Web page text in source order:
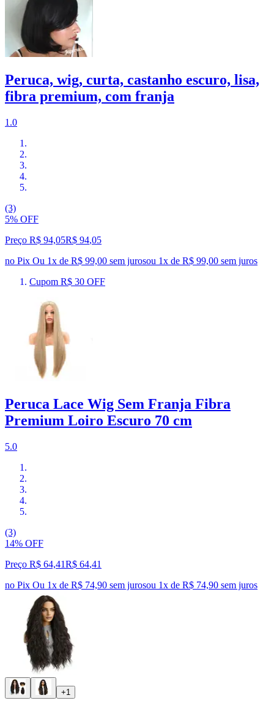
Peruca, wig, curta, castanho escuro, lisa,
fibra premium, com franja
1.0
(3)
5% OFF
Preço R$ 94,05R$ 94,05
no Pix Ou 1x de R$ 99,00 sem jurosou 1x de R$ 99,00 sem juros
Cupom R$ 30 OFF
Peruca Lace Wig Sem Franja Fibra
Premium Loiro Escuro 70 cm
5.0
(3)
14% OFF
Preço R$ 64,41R$ 64,41
no Pix Ou 1x de R$ 74,90 sem jurosou 1x de R$ 74,90 sem juros
+1